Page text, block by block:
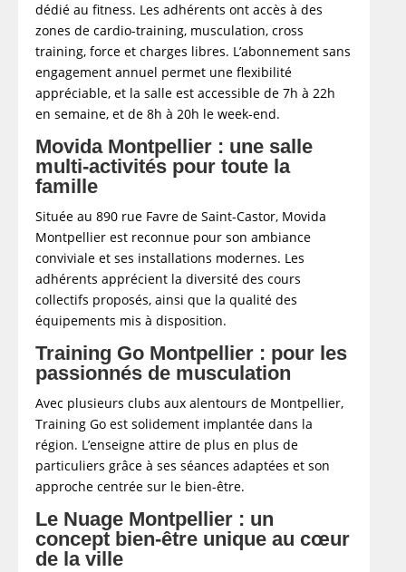
dédié au fitness. Les adhérents ont accès à des
zones de cardio-training, musculation, cross
training, force et charges libres. L’abonnement sans
engagement annuel permet une flexibilité
appréciable, et la salle est accessible de 7h à 22h
en semaine, et de 8h à 20h le week-end.
Movida Montpellier : une salle
multi-activités pour toute la
famille
Située au 890 rue Favre de Saint-Castor, Movida
Montpellier est reconnue pour son ambiance
conviviale et ses installations modernes. Les
adhérents apprécient la diversité des cours
collectifs proposés, ainsi que la qualité des
équipements mis à disposition.
Training Go Montpellier : pour les
passionnés de musculation
Avec plusieurs clubs aux alentours de Montpellier,
Training Go est solidement implantée dans la
région. L’enseigne attire de plus en plus de
particuliers grâce à ses séances adaptées et son
approche centrée sur le bien-être.
Le Nuage Montpellier : un
concept bien-être unique au cœur
de la ville